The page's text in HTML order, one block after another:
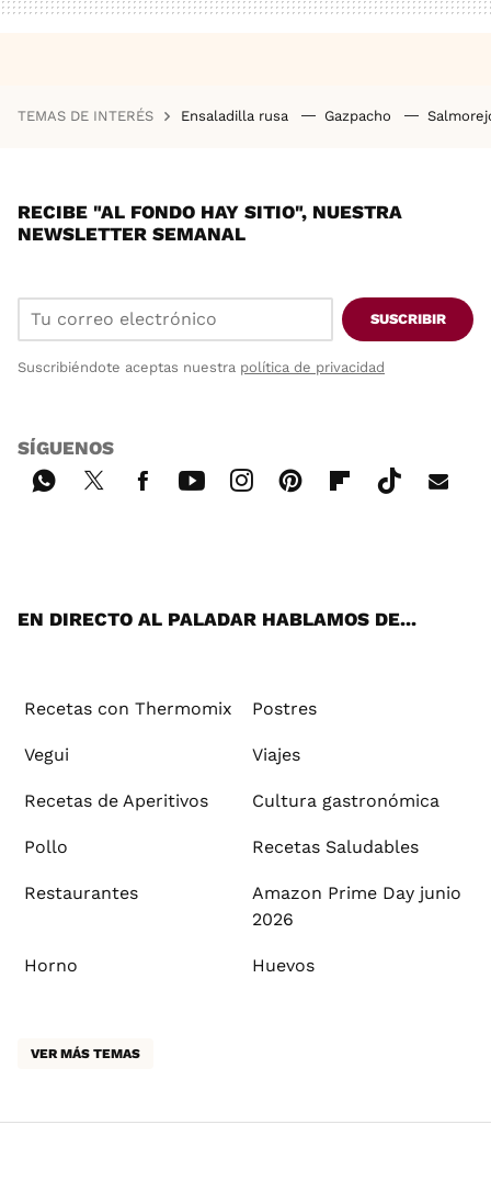
TEMAS DE INTERÉS Ensaladilla rusa Gazpacho
RECIBE "AL FONDO HAY SITIO", NUESTRA
NEWSLETTER SEMANAL
SUSCRIBIR
Suscribiéndote aceptas nuestra política de privacidad
SÍGUENOS
EN DIRECTO AL PALADAR HABLAMOS DE...
Recetas con Thermomix Postres
Vegui Viajes
Recetas de Aperitivos Cultura gastronómica
Pollo Recetas Saludables
Restaurantes
Amazon Prime Day junio
2026
Horno Huevos
VER MÁS TEMAS